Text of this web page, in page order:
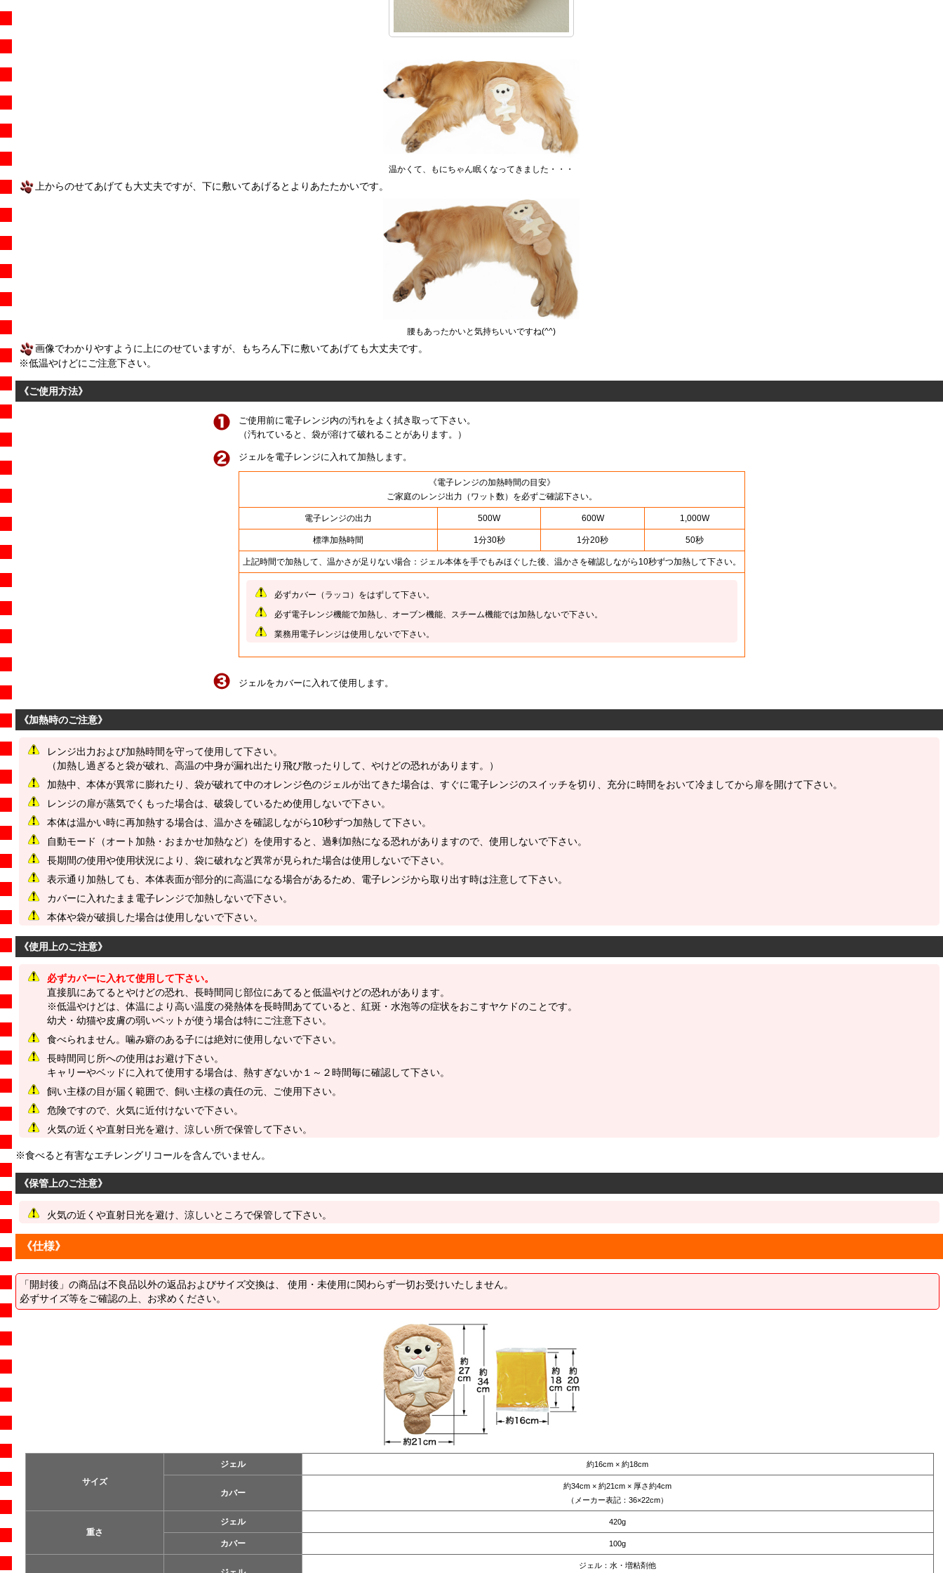
温かくて、もにちゃん眠くなってきました・・・
上からのせてあげても大丈夫ですが、下に敷いてあげるとよりあたたかいです。
腰もあったかいと気持ちいいですね(^^)
画像でわかりやすように上にのせていますが、もちろん下に敷いてあげても大丈夫です。
※低温やけどにご注意下さい。
《ご使用方法》
ご使用前に電子レンジ内の汚れをよく拭き取って下さい。
（汚れていると、袋が溶けて破れることがあります。）
ジェルを電子レンジに入れて加熱します。
《電子レンジの加熱時間の目安》
ご家庭のレンジ出力（ワット数）を必ずご確認下さい。
電子レンジの出力 500W 600W 1,000W
標準加熱時間 1分30秒 1分20秒 50秒
上記時間で加熱して、温かさが足りない場合：ジェル本体を手でもみほぐした後、温かさを確認しながら10秒ずつ加熱して下さい。
必ずカバー（ラッコ）をはずして下さい。
必ず電子レンジ機能で加熱し、オーブン機能、スチーム機能では加熱しないで下さい。
業務用電子レンジは使用しないで下さい。
ジェルをカバーに入れて使用します。
《加熱時のご注意》
レンジ出力および加熱時間を守って使用して下さい。
（加熱し過ぎると袋が破れ、高温の中身が漏れ出たり飛び散ったりして、やけどの恐れがあります。）
加熱中、本体が異常に膨れたり、袋が破れて中のオレンジ色のジェルが出てきた場合は、すぐに電子レンジのスイッチを切り、充分に時間をおいて冷ましてから扉を開けて下さい。
レンジの扉が蒸気でくもった場合は、破袋しているため使用しないで下さい。
本体は温かい時に再加熱する場合は、温かさを確認しながら10秒ずつ加熱して下さい。
自動モード（オート加熱・おまかせ加熱など）を使用すると、過剰加熱になる恐れがありますので、使用しないで下さい。
長期間の使用や使用状況により、袋に破れなど異常が見られた場合は使用しないで下さい。
表示通り加熱しても、本体表面が部分的に高温になる場合があるため、電子レンジから取り出す時は注意して下さい。
カバーに入れたまま電子レンジで加熱しないで下さい。
本体や袋が破損した場合は使用しないで下さい。
《使用上のご注意》
必ずカバーに入れて使用して下さい。
直接肌にあてるとやけどの恐れ、長時間同じ部位にあてると低温やけどの恐れがあります。
※低温やけどは、体温により高い温度の発熱体を長時間あてていると、紅斑・水泡等の症状をおこすヤケドのことです。
幼犬・幼猫や皮膚の弱いペットが使う場合は特にご注意下さい。
食べられません。噛み癖のある子には絶対に使用しないで下さい。
長時間同じ所への使用はお避け下さい。
キャリーやベッドに入れて使用する場合は、熱すぎないか１～２時間毎に確認して下さい。
飼い主様の目が届く範囲で、飼い主様の責任の元、ご使用下さい。
危険ですので、火気に近付けないで下さい。
火気の近くや直射日光を避け、涼しい所で保管して下さい。
※食べると有害なエチレングリコールを含んでいません。
《保管上のご注意》
火気の近くや直射日光を避け、涼しいところで保管して下さい。
《仕様》
「開封後」の商品は不良品以外の返品およびサイズ交換は、 使用・未使用に関わらず一切お受けいたしません。
必ずサイズ等をご確認の上、お求めください。
サイズ
ジェル 約16cm × 約18cm
カバー
約34cm × 約21cm × 厚さ約4cm
（メーカー表記：36×22cm）
重さ
ジェル 420g
カバー 100g
ジェル：水・増粘剤他